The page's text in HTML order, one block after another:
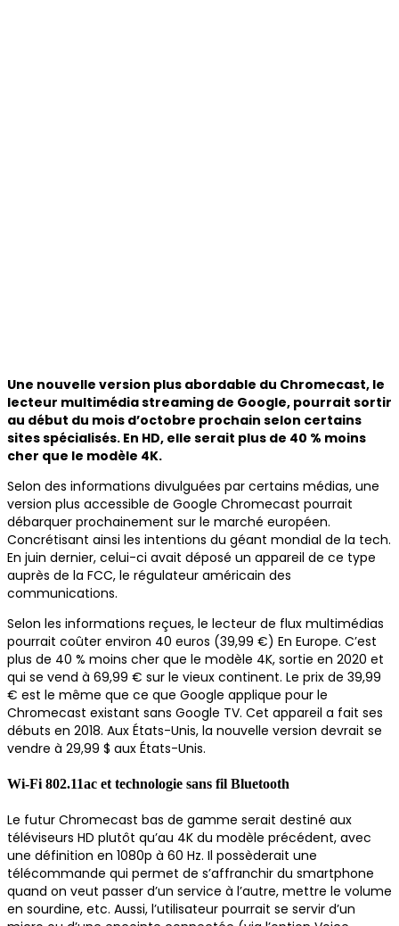
Une nouvelle version plus abordable du Chromecast, le
lecteur multimédia streaming de Google, pourrait sortir
au début du mois d’octobre prochain selon certains
sites spécialisés. En HD, elle serait plus de 40 % moins
cher que le modèle 4K.
Selon des informations divulguées par certains médias, une
version plus accessible de Google Chromecast pourrait
débarquer prochainement sur le marché européen.
Concrétisant ainsi les intentions du géant mondial de la tech.
En juin dernier, celui-ci avait déposé un appareil de ce type
auprès de la FCC, le régulateur américain des
communications.
Selon les informations reçues, le lecteur de flux multimédias
pourrait coûter environ 40 euros (39,99 €) En Europe. C’est
plus de 40 % moins cher que le modèle 4K, sortie en 2020 et
qui se vend à 69,99 € sur le vieux continent. Le prix de 39,99
€ est le même que ce que Google applique pour le
Chromecast existant sans Google TV. Cet appareil a fait ses
débuts en 2018. Aux États-Unis, la nouvelle version devrait se
vendre à 29,99 $ aux États-Unis.
Wi-Fi 802.11ac et technologie sans fil Bluetooth
Le futur Chromecast bas de gamme serait destiné aux
téléviseurs HD plutôt qu’au 4K du modèle précédent, avec
une définition en 1080p à 60 Hz. Il possèderait une
télécommande qui permet de s’affranchir du smartphone
quand on veut passer d’un service à l’autre, mettre le volume
en sourdine, etc. Aussi, l’utilisateur pourrait se servir d’un